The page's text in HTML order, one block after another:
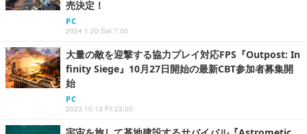
売決定！
PC
2024.1.20 Sat 7:00
大量の敵を迎撃する協力プレイ対応FPS『Outpost: In
finity Siege』10月27日開始の最新CBT参加者募集開
始
PC
2023.10.13 Fri 23:00